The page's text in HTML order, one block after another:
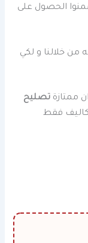
الحصول على
من خلالنا و لكي
ممتازةتصليح
فقط